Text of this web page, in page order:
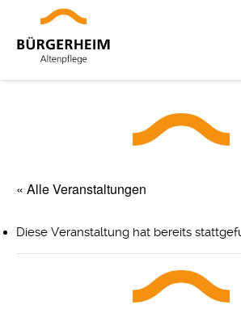
« Alle Veranstaltungen
Diese Veranstaltung hat bereits